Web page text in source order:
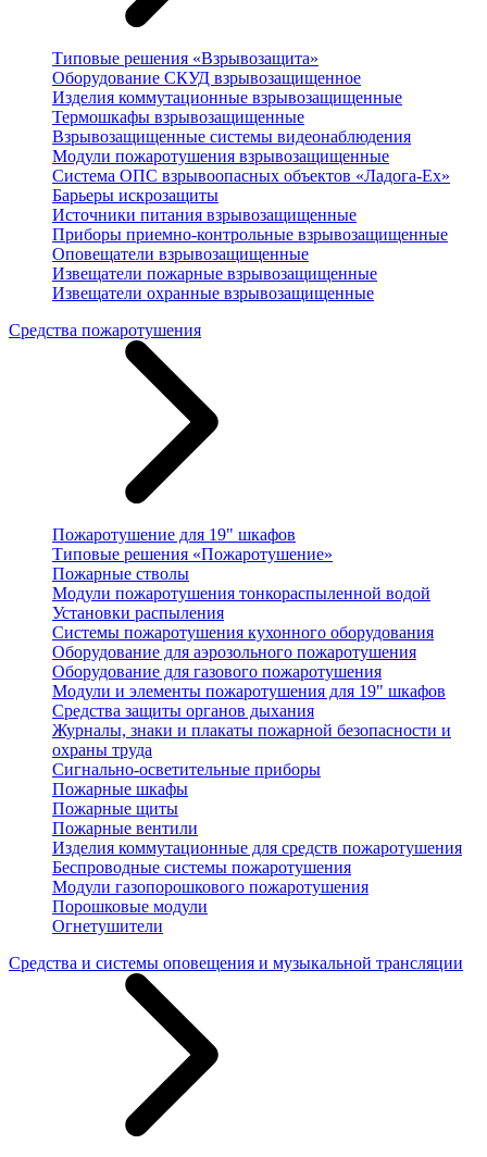
Типовые решения «Взрывозащита»
Оборудование СКУД взрывозащищенное
Изделия коммутационные взрывозащищенные
Термошкафы взрывозащищенные
Взрывозащищенные системы видеонаблюдения
Модули пожаротушения взрывозащищенные
Система ОПС взрывоопасных объектов «Ладога-Ex»
Барьеры искрозащиты
Источники питания взрывозащищенные
Приборы приемно-контрольные взрывозащищенные
Оповещатели взрывозащищенные
Извещатели пожарные взрывозащищенные
Извещатели охранные взрывозащищенные
Средства пожаротушения
Пожаротушение для 19" шкафов
Типовые решения «Пожаротушение»
Пожарные стволы
Модули пожаротушения тонкораспыленной водой
Установки распыления
Системы пожаротушения кухонного оборудования
Оборудование для аэрозольного пожаротушения
Оборудование для газового пожаротушения
Модули и элементы пожаротушения для 19" шкафов
Средства защиты органов дыхания
Журналы, знаки и плакаты пожарной безопасности и
охраны труда
Сигнально-осветительные приборы
Пожарные шкафы
Пожарные щиты
Пожарные вентили
Изделия коммутационные для средств пожаротушения
Беспроводные системы пожаротушения
Модули газопорошкового пожаротушения
Порошковые модули
Огнетушители
Средства и системы оповещения и музыкальной трансляции